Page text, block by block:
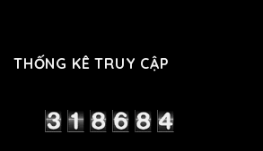
THỐNG KÊ TRUY CẬP